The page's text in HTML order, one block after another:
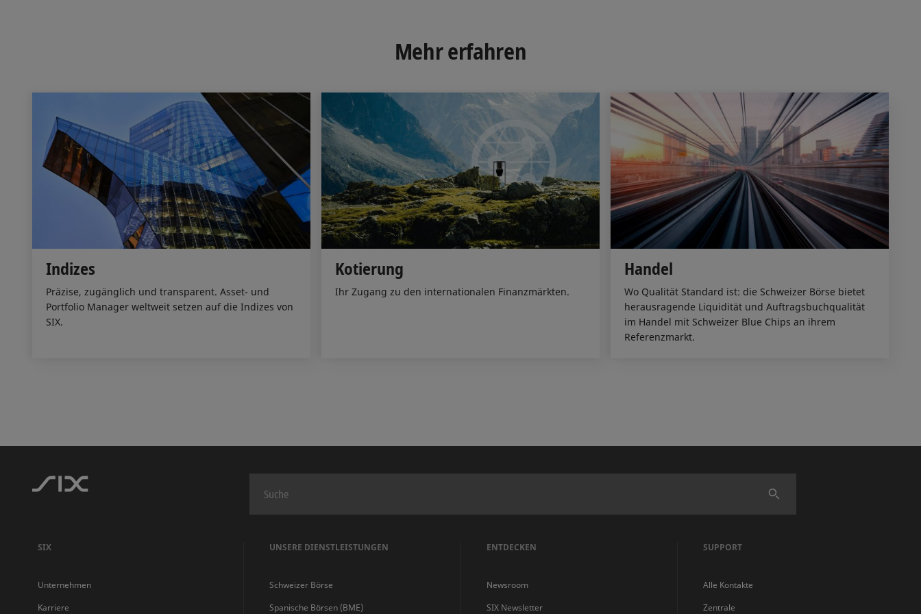
I
n
o
k
Mehr erfahren
Indizes
Präzise, zugänglich und transparent. Asset- und
Portfolio Manager weltweit setzen auf die Indizes von
SIX.
Kotierung
Ihr Zugang zu den internationalen Finanzmärkten.
Handel
Wo Qualität Standard ist: die Schweizer Börse bietet
herausragende Liquidität und Auftragsbuchqualität
im Handel mit Schweizer Blue Chips an ihrem
Referenzmarkt.
Finden
SIX
Unternehmen
Karriere
UNSERE DIENSTLEISTUNGEN
Schweizer Börse
Spanische Börsen (BME)
ENTDECKEN
Newsroom
SIX Newsletter
SUPPORT
Alle Kontakte
Zentrale